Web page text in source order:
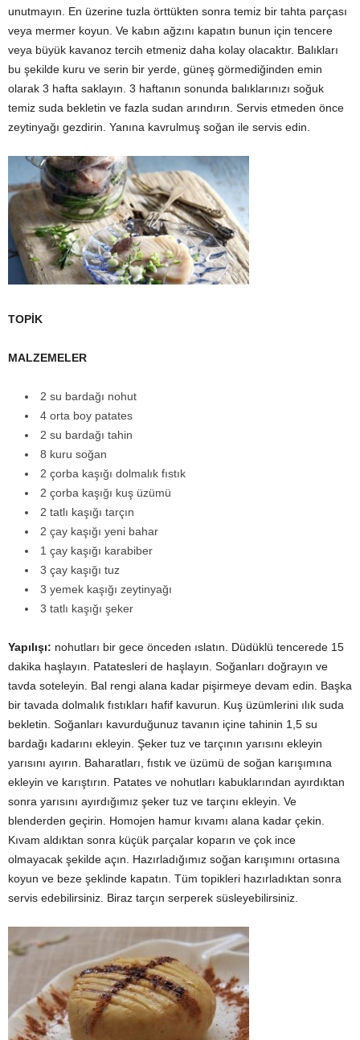
unutmayın. En üzerine tuzla örttükten sonra temiz bir tahta parçası
veya mermer koyun. Ve kabın ağzını kapatın bunun için tencere
veya büyük kavanoz tercih etmeniz daha kolay olacaktır. Balıkları
bu şekilde kuru ve serin bir yerde, güneş görmediğinden emin
olarak 3 hafta saklayın. 3 haftanın sonunda balıklarınızı soğuk
temiz suda bekletin ve fazla sudan arındırın. Servis etmeden önce
zeytinyağı gezdirin. Yanına kavrulmuş soğan ile servis edin.
TOPİK
MALZEMELER
2 su bardağı nohut
4 orta boy patates
2 su bardağı tahin
8 kuru soğan
2 çorba kaşığı dolmalık fıstık
2 çorba kaşığı kuş üzümü
2 tatlı kaşığı tarçın
2 çay kaşığı yeni bahar
1 çay kaşığı karabiber
3 çay kaşığı tuz
3 yemek kaşığı zeytinyağı
3 tatlı kaşığı şeker
Yapılışı: nohutları bir gece önceden ıslatın. Düdüklü tencerede 15
dakika haşlayın. Patatesleri de haşlayın. Soğanları doğrayın ve
tavda soteleyin. Bal rengi alana kadar pişirmeye devam edin. Başka
bir tavada dolmalık fıstıkları hafif kavurun. Kuş üzümlerini ılık suda
bekletin. Soğanları kavurduğunuz tavanın içine tahinin 1,5 su
bardağı kadarını ekleyin. Şeker tuz ve tarçının yarısını ekleyin
yarısını ayırın. Baharatları, fıstık ve üzümü de soğan karışımına
ekleyin ve karıştırın. Patates ve nohutları kabuklarından ayırdıktan
sonra yarısını ayırdığımız şeker tuz ve tarçını ekleyin. Ve
blenderden geçirin. Homojen hamur kıvamı alana kadar çekin.
Kıvam aldıktan sonra küçük parçalar koparın ve çok ince
olmayacak şekilde açın. Hazırladığımız soğan karışımını ortasına
koyun ve beze şeklinde kapatın. Tüm topikleri hazırladıktan sonra
servis edebilirsiniz. Biraz tarçın serperek süsleyebilirsiniz.